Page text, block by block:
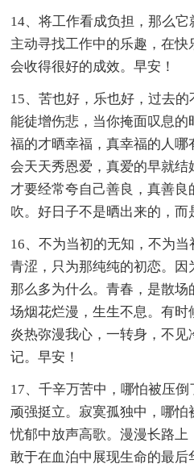
14、将工作看成负担，那么
主动寻找工作中的乐趣，在
会收得很好的成效。早安！
15、苦也好，乐也好，过去
能徒增伤悲，当你掩面叹息
福的才晒幸福，真幸福的人
会天天秀恩爱，真爱的早就结
才要经常夸自己善良，真善良
吹。好日子不是晒出来的，而
16、不为当初的无知，不为
青涩，只为那纯纯的初恋。
那么多为什么。青春，是散
场烟花烂漫，生生不息。有时
炎热弥漫我心，一转身，不
记。早安！
17、千辛万苦中，哪怕被压
顽强挺立。寂寞孤独中，哪
忧郁中放声高歌。漫漫长路
敢于在血泊中展现生命的最